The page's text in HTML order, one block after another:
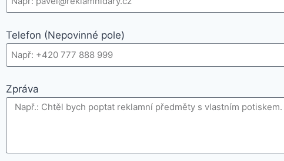
Telefon (Nepovinné pole)
Zpráva